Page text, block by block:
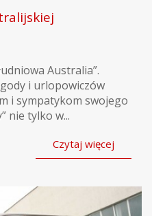
Australia”.
i urlopowiczów
i sympatykom swojego
nie tylko w...
Czytaj więcej